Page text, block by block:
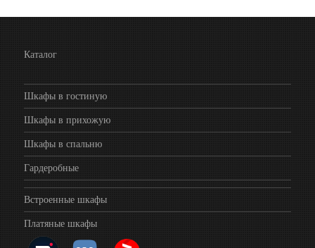
Каталог
Шкафы в гостиную
Шкафы в прихожую
Шкафы в спальню
Гардеробные
Встроенные шкафы
Платяные шкафы